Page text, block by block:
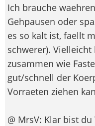
Ich brauche
Gehpausen oder
es so kalt ist, faellt
schwerer).
zusammen wie
gut/schnell der
Vorraeten ziehen
@ MrsV: Klar bist